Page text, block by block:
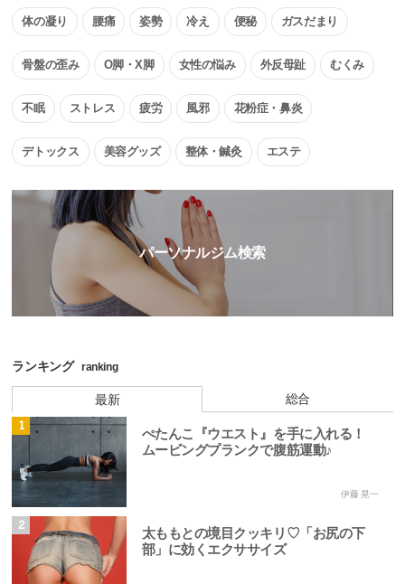
体の凝り 腰痛 姿勢 冷え 便秘 ガスだまり
骨盤の歪み O脚・X脚 女性の悩み 外反母趾 むくみ
不眠 ストレス 疲労 風邪 花粉症・鼻炎
デトックス 美容グッズ 整体・鍼灸 エステ
パーソナルジム検索
ランキング ranking
最新 総合
1
ぺたんこ『ウエスト』を手に入れる！
ムービングプランクで腹筋運動♪
伊藤 晃一
2
太ももとの境目クッキリ♡「お尻の下
部」に効くエクササイズ